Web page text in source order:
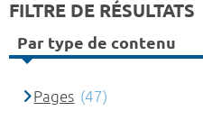
FILTRE DE RÉSULTATS
Par type de contenu
Pages (47)